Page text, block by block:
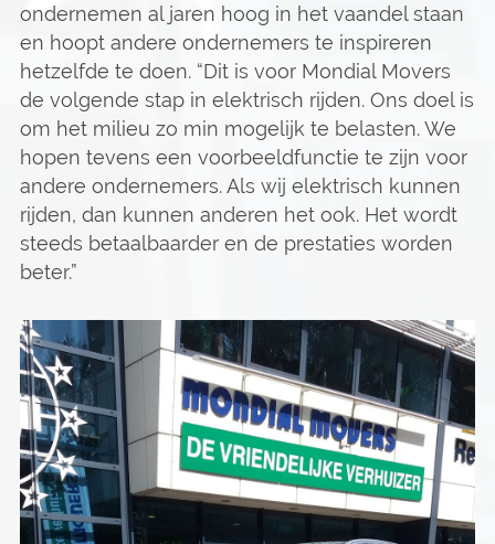
ondernemen al jaren hoog in het vaandel staan
en hoopt andere ondernemers te inspireren
hetzelfde te doen. “Dit is voor Mondial Movers
de volgende stap in elektrisch rijden. Ons doel is
om het milieu zo min mogelijk te belasten. We
hopen tevens een voorbeeldfunctie te zijn voor
andere ondernemers. Als wij elektrisch kunnen
rijden, dan kunnen anderen het ook. Het wordt
steeds betaalbaarder en de prestaties worden
beter.”